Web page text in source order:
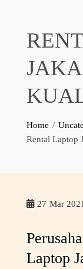
Home
Rental Laptop
27 Mar 2021
Laptop